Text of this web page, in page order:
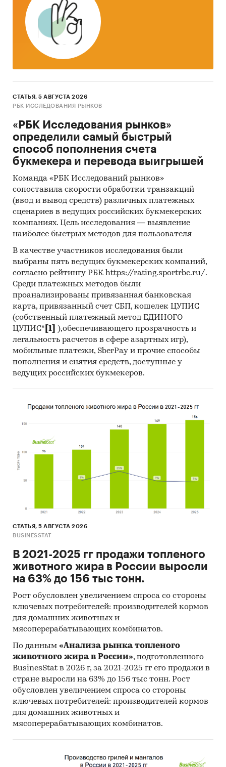
СТАТЬЯ, 5 АВГУСТА 2026
РБК ИССЛЕДОВАНИЯ РЫНКОВ
«РБК Исследования рынков»
определили самый быстрый
способ пополнения счета
букмекера и перевода выигрышей
Команда «РБК Исследований рынков»
сопоставила скорости обработки транзакций
(ввод и вывод средств) различных платежных
сценариев в ведущих российских букмекерских
компаниях. Цель исследования — выявление
наиболее быстрых методов для пользователя
В качестве участников исследования были
выбраны пять ведущих букмекерских компаний,
согласно рейтингу РБК https://rating.sportrbc.ru/.
Среди платежных методов были
проанализированы привязанная банковская
карта, привязанный счет СБП, кошелек ЦУПИС
(собственный платежный метод ЕДИНОГО
ЦУПИС* [1]
),обеспечивающего прозрачность и
легальность расчетов в сфере азартных игр),
мобильные платежи, SberPay и прочие способы
пополнения и снятия средств, доступные у
ведущих российских букмекеров.
СТАТЬЯ, 5 АВГУСТА 2026
BUSINESSTAT
В 2021-2025 гг продажи топленого
животного жира в России выросли
на 63% до 156 тыс тонн.
Рост обусловлен увеличением спроса со стороны
ключевых потребителей: производителей кормов
для домашних животных и
мясоперерабатывающих комбинатов.
По данным «Анализа рынка топленого
животного жира в России», подготовленного
BusinesStat в 2026 г, за 2021-2025 гг его продажи в
стране выросли на 63% до 156 тыс тонн. Рост
обусловлен увеличением спроса со стороны
ключевых потребителей: производителей кормов
для домашних животных и
мясоперерабатывающих комбинатов.